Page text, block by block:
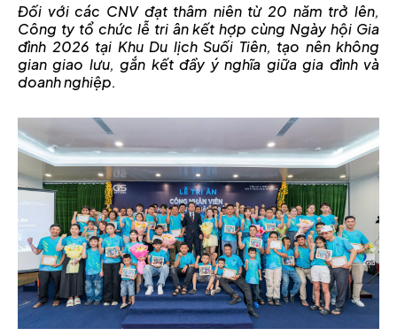
Đối với các CNV đạt thâm niên từ 20 năm trở lên,
Công ty tổ chức lễ tri ân kết hợp cùng Ngày hội Gia
đình 2026 tại Khu Du lịch Suối Tiên, tạo nên không
gian giao lưu, gắn kết đầy ý nghĩa giữa gia đình và
doanh nghiệp.